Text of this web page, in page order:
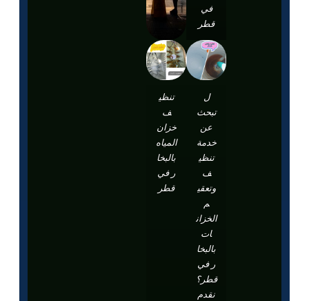
في
قطر
تبحث
عن
خدمة
تنظي
ف
وتعقي
الخزان
ات
بالبخا
ر في
قطر؟
نقدم
تنظي
ف
خزان
المياه
بالبخا
ر في
قطر